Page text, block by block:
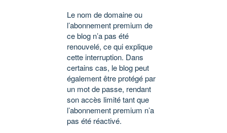
Le nom de domaine ou
l’abonnement premium de
ce blog n’a pas été
renouvelé, ce qui explique
cette interruption. Dans
certains cas, le blog peut
également être protégé par
un mot de passe, rendant
son accès limité tant que
l’abonnement premium n’a
pas été réactivé.